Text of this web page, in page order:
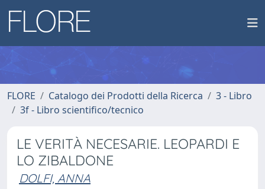
FLORE Catalogo dei Prodotti della Ricerca
3 - Libro
3f - Libro scientifico/tecnico
LE VERITÀ NECESARIE. LEOPARDI E
LO ZIBALDONE
DOLFI, ANNA